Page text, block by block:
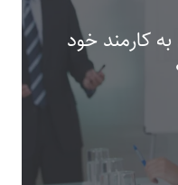
کارمند خود